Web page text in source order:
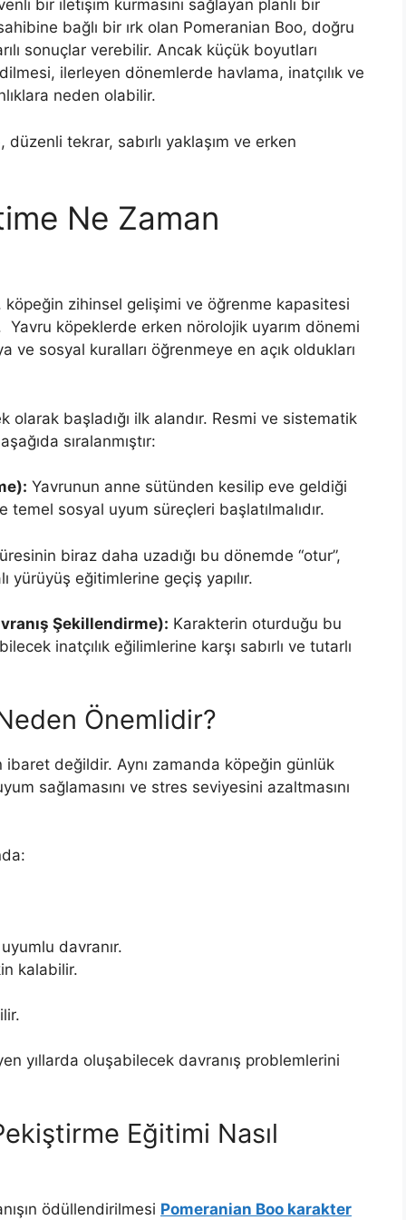
bir iletişim kurmasını sağlayan planlı bir
bağlı bir ırk olan Pomeranian Boo, doğru
sonuçlar verebilir. Ancak küçük boyutları
ilerleyen dönemlerde havlama, inatçılık ve
neden olabilir.
tekrar, sabırlı yaklaşım ve erken
Ne Zaman
zihinsel gelişimi ve öğrenme kapasitesi
köpeklerde erken nörolojik uyarım dönemi
ve sosyal kuralları öğrenmeye en açık oldukları
başladığı ilk alandır. Resmi ve sistematik
sıralanmıştır:
Yavrunun anne sütünden kesilip eve geldiği
sosyal uyum süreçleri başlatılmalıdır.
biraz daha uzadığı bu dönemde “otur”,
yürüyüş eğitimlerine geçiş yapılır.
Şekillendirme): Karakterin oturduğu bu
inatçılık eğilimlerine karşı sabırlı ve tutarlı
Önemlidir?
değildir. Aynı zamanda köpeğin günlük
sağlamasını ve stres seviyesini azaltmasını
davranır.
kalabilir.
yıllarda oluşabilecek davranış problemlerini
Eğitimi Nasıl
ödüllendirilmesi Pomeranian Boo karakter